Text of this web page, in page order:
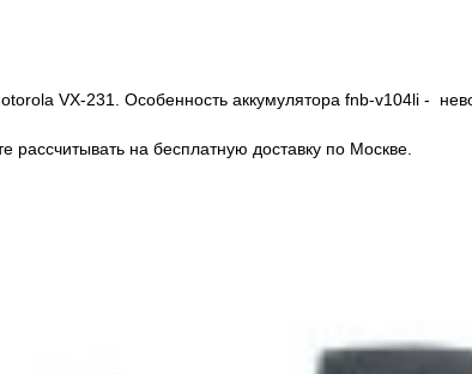
VX-231. Особенность аккумулятора fnb-v104li -
на бесплатную доставку по Москве.